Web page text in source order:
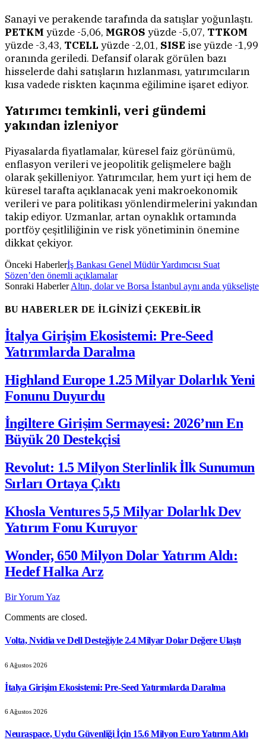
Sanayi ve perakende tarafında da satışlar yoğunlaştı.
PETKM yüzde -5,06, MGROS yüzde -5,07, TTKOM
yüzde -3,43, TCELL yüzde -2,01, SISE ise yüzde -1,99
oranında geriledi. Defansif olarak görülen bazı
hisselerde dahi satışların hızlanması, yatırımcıların
kısa vadede riskten kaçınma eğilimine işaret ediyor.
Yatırımcı temkinli, veri gündemi
yakından izleniyor
Piyasalarda fiyatlamalar, küresel faiz görünümü,
enflasyon verileri ve jeopolitik gelişmelere bağlı
olarak şekilleniyor. Yatırımcılar, hem yurt içi hem de
küresel tarafta açıklanacak yeni makroekonomik
verileri ve para politikası yönlendirmelerini yakından
takip ediyor. Uzmanlar, artan oynaklık ortamında
portföy çeşitliliğinin ve risk yönetiminin önemine
dikkat çekiyor.
Önceki Haberlerİş Bankası Genel Müdür Yardımcısı Suat
Sözen’den önemli açıklamalar
Sonraki HaberlerAltın, dolar ve Borsa İstanbul aynı anda yükselişte
BU HABERLER DE İLGİNİZİ ÇEKEBİLİR
İtalya Girişim Ekosistemi: Pre-Seed
Yatırımlarda Daralma
Highland Europe 1.25 Milyar Dolarlık Yeni
Fonunu Duyurdu
İngiltere Girişim Sermayesi: 2026’nın En
Büyük 20 Destekçisi
Revolut: 1.5 Milyon Sterlinlik İlk Sunumun
Sırları Ortaya Çıktı
Khosla Ventures 5,5 Milyar Dolarlık Dev
Yatırım Fonu Kuruyor
Wonder, 650 Milyon Dolar Yatırım Aldı:
Hedef Halka Arz
Bir Yorum Yaz
Comments are closed.
Volta, Nvidia ve Dell Desteğiyle 2.4 Milyar Dolar Değere Ulaştı
6 Ağustos 2026
İtalya Girişim Ekosistemi: Pre-Seed Yatırımlarda Daralma
6 Ağustos 2026
Neuraspace, Uydu Güvenliği İçin 15.6 Milyon Euro Yatırım Aldı